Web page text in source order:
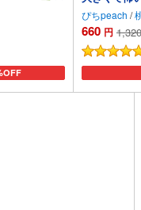
に追加
ぴちpeach /
660 円 1,320